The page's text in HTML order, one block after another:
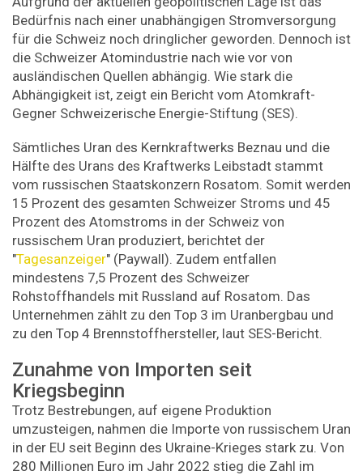
Bedürfnis nach einer unabhängigen Stromversorgung
für die Schweiz noch dringlicher geworden. Dennoch ist
die Schweizer Atomindustrie nach wie vor von
ausländischen Quellen abhängig. Wie stark die
Abhängigkeit ist, zeigt ein Bericht vom Atomkraft-
Gegner Schweizerische Energie-Stiftung (SES).
Sämtliches Uran des Kernkraftwerks Beznau und die
Hälfte des Urans des Kraftwerks Leibstadt stammt
vom russischen Staatskonzern Rosatom. Somit werden
15 Prozent des gesamten Schweizer Stroms und 45
Prozent des Atomstroms in der Schweiz von
russischem Uran produziert, berichtet der
"Tagesanzeiger" (Paywall). Zudem entfallen
mindestens 7,5 Prozent des Schweizer
Rohstoffhandels mit Russland auf Rosatom. Das
Unternehmen zählt zu den Top 3 im Uranbergbau und
zu den Top 4 Brennstoffhersteller, laut SES-Bericht.
Zunahme von Importen seit
Kriegsbeginn
Trotz Bestrebungen, auf eigene Produktion
umzusteigen, nahmen die Importe von russischem Uran
in der EU seit Beginn des Ukraine-Krieges stark zu. Von
280 Millionen Euro im Jahr 2022 stieg die Zahl im